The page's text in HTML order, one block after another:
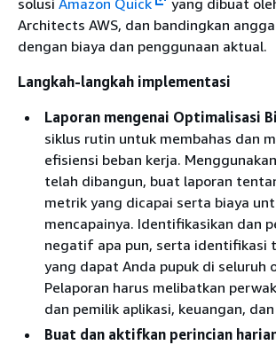
Architects AWS, dan bandingkan
dengan biaya dan penggunaan aktual.
Langkah-langkah implementasi
Laporan mengenai Optimalisasi
siklus rutin untuk membahas dan
efisiensi beban kerja.
telah dibangun, buat laporan
metrik yang dicapai serta biaya
mencapainya. Identifikasikan dan
negatif apa pun, serta identifikasi
yang dapat Anda pupuk di seluruh
Pelaporan harus melibatkan
dan pemilik aplikasi, keuangan,
Buat dan aktifkan perincian